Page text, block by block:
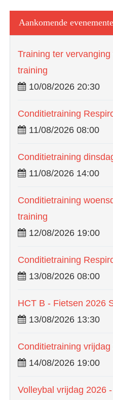
Aankomende
Training ter
training
10/08/2026 20:30
Conditietraining
11/08/2026 08:00
Conditietraining
11/08/2026 14:00
Conditietraining
training
12/08/2026 19:00
Conditietraining
13/08/2026 08:00
HCT B - Fietsen 2026
13/08/2026 13:30
Conditietraining
14/08/2026 19:00
Volleybal vrijdag 2026